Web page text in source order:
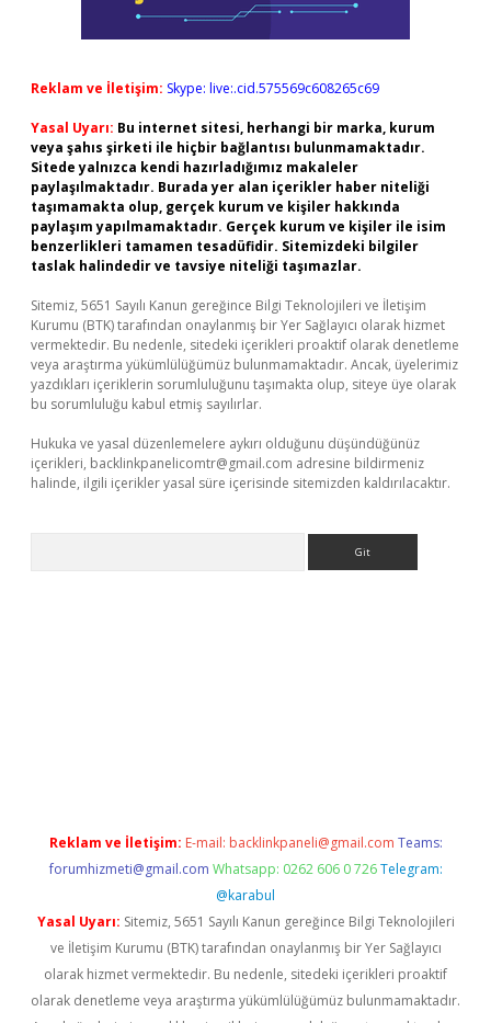
Reklam ve İletişim: Skype: live:.cid.575569c608265c69
Yasal Uyarı: Bu internet sitesi, herhangi bir marka, kurum
veya şahıs şirketi ile hiçbir bağlantısı bulunmamaktadır.
Sitede yalnızca kendi hazırladığımız makaleler
paylaşılmaktadır. Burada yer alan içerikler haber niteliği
taşımamakta olup, gerçek kurum ve kişiler hakkında
paylaşım yapılmamaktadır. Gerçek kurum ve kişiler ile isim
benzerlikleri tamamen tesadüfidir. Sitemizdeki bilgiler
taslak halindedir ve tavsiye niteliği taşımazlar.
Sitemiz, 5651 Sayılı Kanun gereğince Bilgi Teknolojileri ve İletişim
Kurumu (BTK) tarafından onaylanmış bir Yer Sağlayıcı olarak hizmet
vermektedir. Bu nedenle, sitedeki içerikleri proaktif olarak denetleme
veya araştırma yükümlülüğümüz bulunmamaktadır. Ancak, üyelerimiz
yazdıkları içeriklerin sorumluluğunu taşımakta olup, siteye üye olarak
bu sorumluluğu kabul etmiş sayılırlar.
Hukuka ve yasal düzenlemelere aykırı olduğunu düşündüğünüz
içerikleri, backlinkpanelicomtr@gmail.com adresine bildirmeniz
halinde, ilgili içerikler yasal süre içerisinde sitemizden kaldırılacaktır.
Reklam ve İletişim: E-mail: backlinkpaneli@gmail.com Teams:
forumhizmeti@gmail.com Whatsapp: 0262 606 0 726 Telegram:
@karabul
Yasal Uyarı: Sitemiz, 5651 Sayılı Kanun gereğince Bilgi Teknolojileri
ve İletişim Kurumu (BTK) tarafından onaylanmış bir Yer Sağlayıcı
olarak hizmet vermektedir. Bu nedenle, sitedeki içerikleri proaktif
olarak denetleme veya araştırma yükümlülüğümüz bulunmamaktadır.